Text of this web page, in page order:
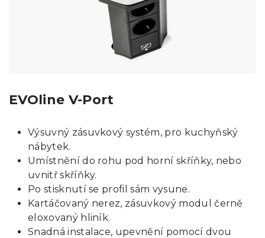
EVOline V-Port
Výsuvný zásuvkový systém, pro kuchyňský
nábytek.
Umístnění do rohu pod horní skříňky, nebo
uvnitř skříňky.
Po stisknutí se profil sám vysune.
Kartáčovaný nerez, zásuvkový modul černě
eloxovaný hliník.
Snadná instalace, upevnění pomocí dvou